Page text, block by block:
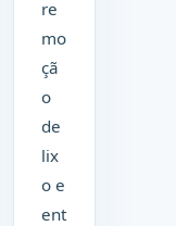
re
mo
çã
o
de
lix
o e
ent